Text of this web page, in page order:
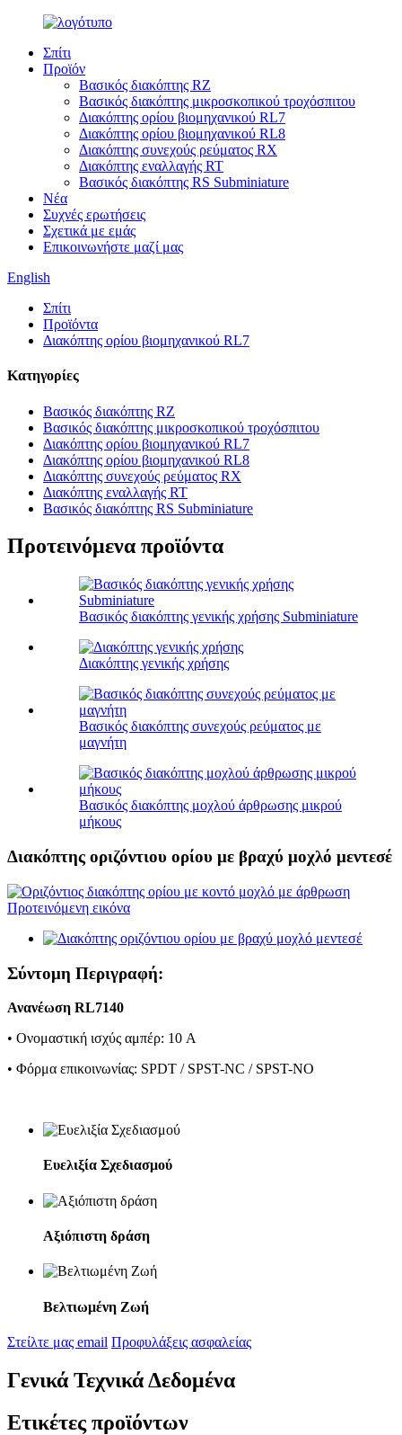
Σπίτι
Προϊόν
Βασικός διακόπτης RZ
Βασικός διακόπτης μικροσκοπικού τροχόσπιτου
Διακόπτης ορίου βιομηχανικού RL7
Διακόπτης ορίου βιομηχανικού RL8
Διακόπτης συνεχούς ρεύματος RX
Διακόπτης εναλλαγής RT
Βασικός διακόπτης RS Subminiature
Νέα
Συχνές ερωτήσεις
Σχετικά με εμάς
Επικοινωνήστε μαζί μας
English
Σπίτι
Προϊόντα
Διακόπτης ορίου βιομηχανικού RL7
Κατηγορίες
Βασικός διακόπτης RZ
Βασικός διακόπτης μικροσκοπικού τροχόσπιτου
Διακόπτης ορίου βιομηχανικού RL7
Διακόπτης ορίου βιομηχανικού RL8
Διακόπτης συνεχούς ρεύματος RX
Διακόπτης εναλλαγής RT
Βασικός διακόπτης RS Subminiature
Προτεινόμενα προϊόντα
Βασικός διακόπτης γενικής χρήσης Subminiature
Διακόπτης γενικής χρήσης
Βασικός διακόπτης συνεχούς ρεύματος με
μαγνήτη
Βασικός διακόπτης μοχλού άρθρωσης μικρού
μήκους
Διακόπτης οριζόντιου ορίου με βραχύ μοχλό μεντεσέ
Σύντομη Περιγραφή:
Ανανέωση RL7140
• Ονομαστική ισχύς αμπέρ: 10 A
• Φόρμα επικοινωνίας: SPDT / SPST-NC / SPST-NO
Ευελιξία Σχεδιασμού
Αξιόπιστη δράση
Βελτιωμένη Ζωή
Στείλτε μας email Προφυλάξεις ασφαλείας
Γενικά Τεχνικά Δεδομένα
Ετικέτες προϊόντων